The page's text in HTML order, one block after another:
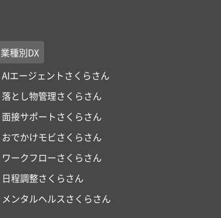
業種別DX
AIエージェントさくらさん
落とし物管理さくらさん
面接サポートさくらさん
おでかけモビさくらさん
ワークフローさくらさん
日程調整さくらさん
メンタルヘルスさくらさん